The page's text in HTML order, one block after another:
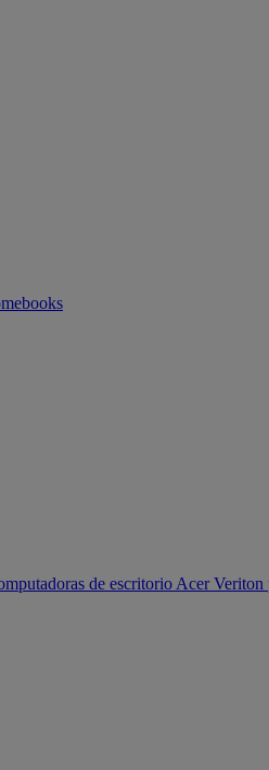
de escritorio Acer Veriton